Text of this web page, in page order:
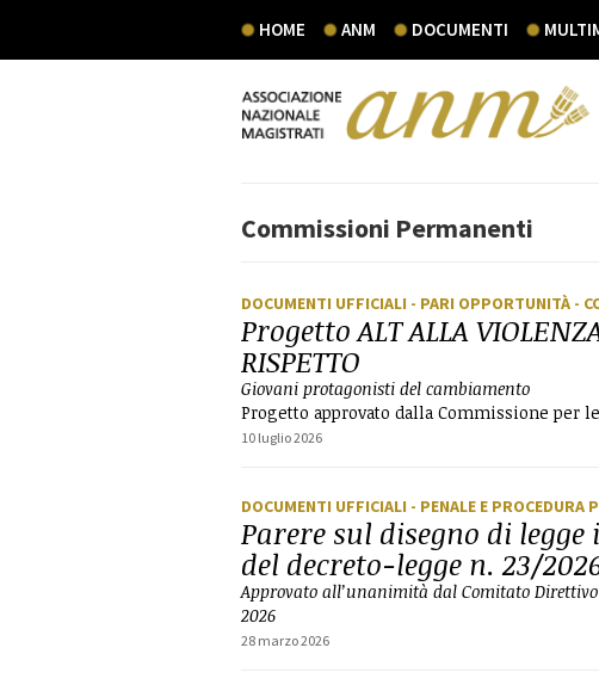
HOME ANM DOCUMENTI
Commissioni Permanenti
DOCUMENTI UFFICIALI - PARI OPPORTUNITÀ -
Progetto ALT ALLA
RISPETTO
Giovani protagonisti del cambiamento
Progetto approvato dalla Commissione per
10 luglio 2026
DOCUMENTI UFFICIALI - PENALE E PROCEDURA
Parere sul disegno di
del decreto-legge n. 23/
Approvato all’unanimità dal Comitato
2026
28 marzo 2026